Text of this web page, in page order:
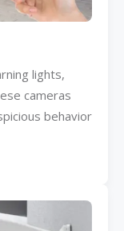
lights,
cameras
behavior